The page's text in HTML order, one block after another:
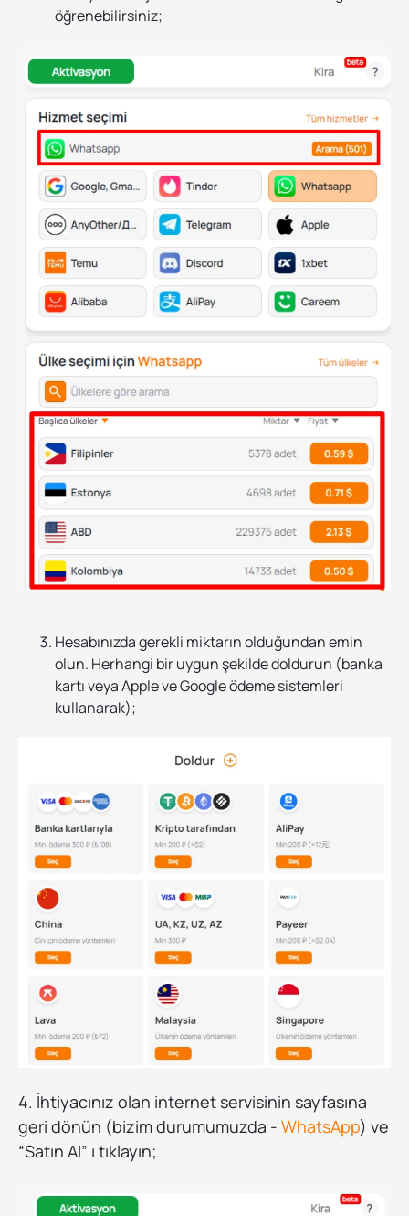
öğrenebilirsiniz;
Hesabınızda gerekli miktarın olduğundan emin
olun. Herhangi bir uygun şekilde doldurun (banka
kartı veya Apple ve Google ödeme sistemleri
kullanarak);
4. İhtiyacınız olan internet servisinin sayfasına
geri dönün (bizim durumumuzda - WhatsApp) ve
“Satın Al” ı tıklayın;